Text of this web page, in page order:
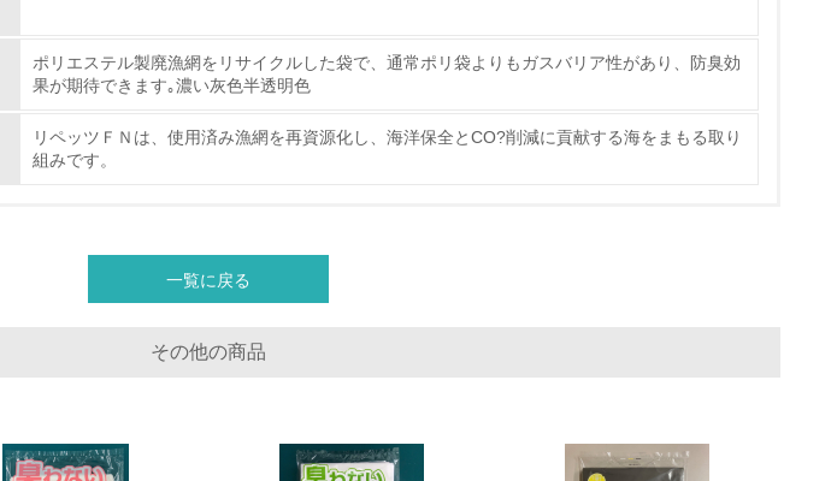
定期的に検証して次の活動に活かしている
ログラムを導入している
）とエネルギー（電力、重油、ガス）の使用量削減の取り組みを行っている
ポリエステル製廃漁網をリサイクルした袋で、通常ポリ袋よりもガスバリア性があり、防臭効
果が期待できます｡濃い灰色半透明色
リペッツＦＮは、使用済み漁網を再資源化し、海洋保全とCO?削減に貢献する海をまもる取り
組みです。
一覧に戻る
その他の商品